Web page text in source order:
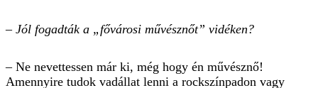
– Jól fogadták a „fővárosi művésznőt” vidéken?
– Ne nevettessen már ki, még hogy én művésznő!
Amennyire tudok vadállat lenni a rockszínpadon vagy